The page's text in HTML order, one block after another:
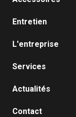
Entretien
L'entreprise
Services
Actualités
Contact